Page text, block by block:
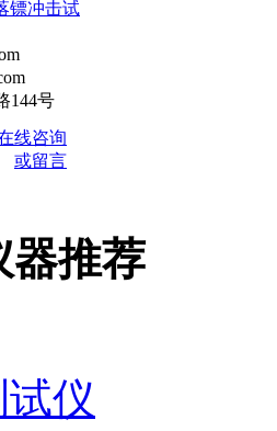
镖冲击试
144号
器推荐
仪